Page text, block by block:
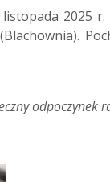
2025 r.
odpoczynek